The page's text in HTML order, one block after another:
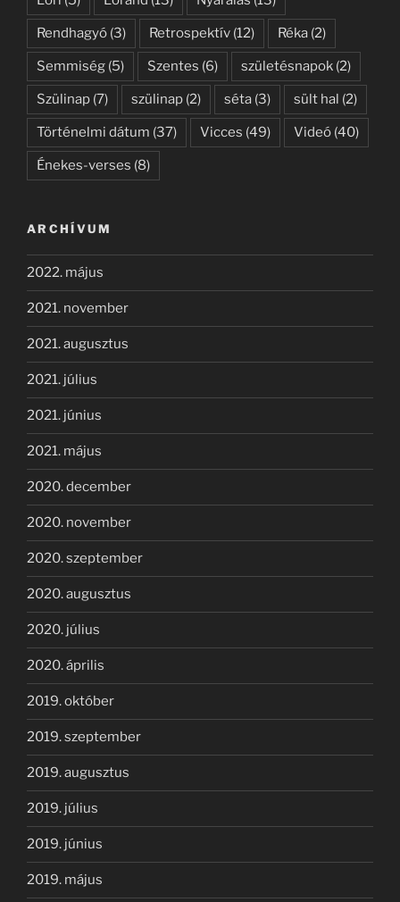
Rendhagyó (3) Retrospektív (12) Réka (2)
Semmiség (5) Szentes (6) születésnapok (2)
Szülinap (7) szülinap (2) séta (3) sült hal (2)
Történelmi dátum (37) Vicces (49) Videó (40)
Énekes-verses (8)
ARCHÍVUM
2022. május
2021. november
2021. augusztus
2021. július
2021. június
2021. május
2020. december
2020. november
2020. szeptember
2020. augusztus
2020. július
2020. április
2019. október
2019. szeptember
2019. augusztus
2019. július
2019. június
2019. május